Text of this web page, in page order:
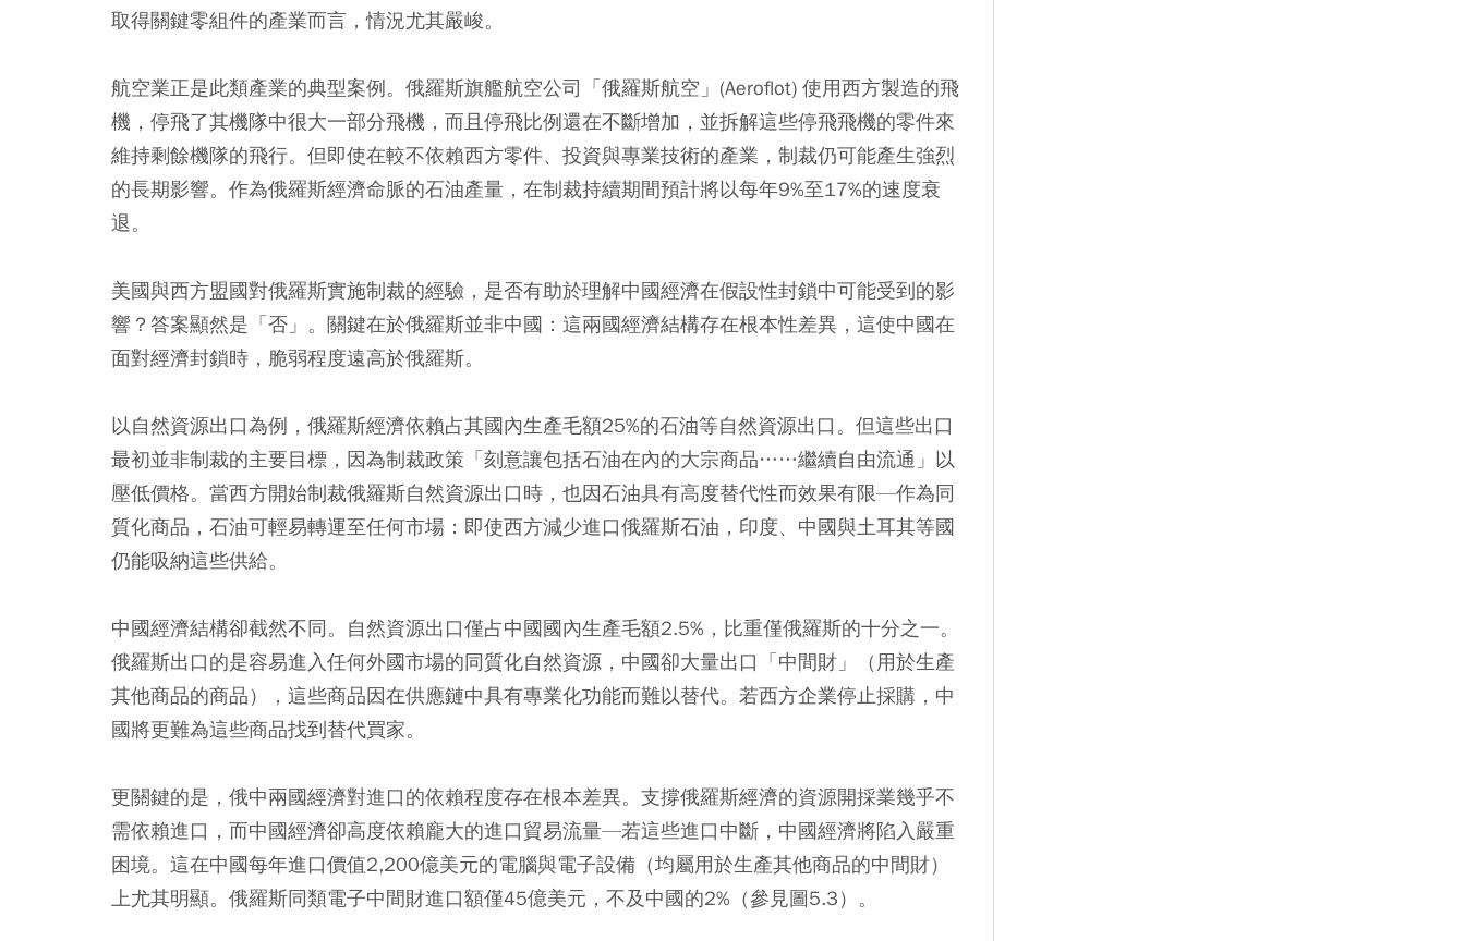
取得關鍵零組件的產業而言，情況尤其嚴峻。
航空業正是此類產業的典型案例。俄羅斯旗艦航空公司「俄羅斯航空」(Aeroflot) 使用西方製造的飛
機，停飛了其機隊中很大一部分飛機，而且停飛比例還在不斷增加，並拆解這些停飛飛機的零件來
維持剩餘機隊的飛行。但即使在較不依賴西方零件、投資與專業技術的產業，制裁仍可能產生強烈
的長期影響。作為俄羅斯經濟命脈的石油產量，在制裁持續期間預計將以每年9%至17%的速度衰
退。
美國與西方盟國對俄羅斯實施制裁的經驗，是否有助於理解中國經濟在假設性封鎖中可能受到的影
響？答案顯然是「否」。關鍵在於俄羅斯並非中國：這兩國經濟結構存在根本性差異，這使中國在
面對經濟封鎖時，脆弱程度遠高於俄羅斯。
以自然資源出口為例，俄羅斯經濟依賴占其國內生產毛額25%的石油等自然資源出口。但這些出口
最初並非制裁的主要目標，因為制裁政策「刻意讓包括石油在內的大宗商品……繼續自由流通」以
壓低價格。當西方開始制裁俄羅斯自然資源出口時，也因石油具有高度替代性而效果有限—作為同
質化商品，石油可輕易轉運至任何市場：即使西方減少進口俄羅斯石油，印度、中國與土耳其等國
仍能吸納這些供給。
中國經濟結構卻截然不同。自然資源出口僅占中國國內生產毛額2.5%，比重僅俄羅斯的十分之一。
俄羅斯出口的是容易進入任何外國市場的同質化自然資源，中國卻大量出口「中間財」（用於生產
其他商品的商品），這些商品因在供應鏈中具有專業化功能而難以替代。若西方企業停止採購，中
國將更難為這些商品找到替代買家。
更關鍵的是，俄中兩國經濟對進口的依賴程度存在根本差異。支撐俄羅斯經濟的資源開採業幾乎不
需依賴進口，而中國經濟卻高度依賴龐大的進口貿易流量—若這些進口中斷，中國經濟將陷入嚴重
困境。這在中國每年進口價值2,200億美元的電腦與電子設備（均屬用於生產其他商品的中間財）
上尤其明顯。俄羅斯同類電子中間財進口額僅45億美元，不及中國的2%（參見圖5.3）。